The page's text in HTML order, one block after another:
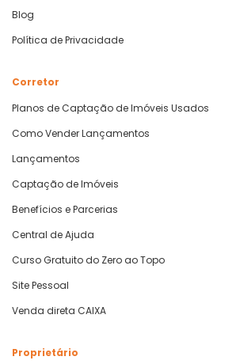
Blog
Política de Privacidade
Corretor
Planos de Captação de Imóveis Usados
Como Vender Lançamentos
Lançamentos
Captação de Imóveis
Benefícios e Parcerias
Central de Ajuda
Curso Gratuito do Zero ao Topo
Site Pessoal
Venda direta CAIXA
Proprietário